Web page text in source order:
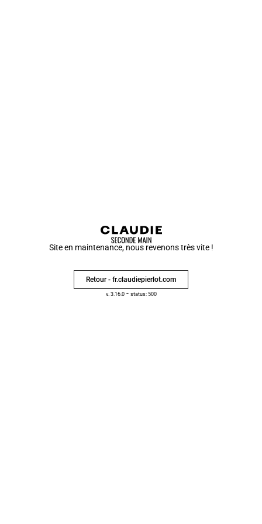
Site en maintenance, nous revenons très vite !
Retour - fr.claudiepierlot.com
v. 3.16.0- status: 500